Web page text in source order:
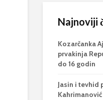
Najnoviji
Kozarčanka
prvakinja
do 16 godin
Jasin i tevhid